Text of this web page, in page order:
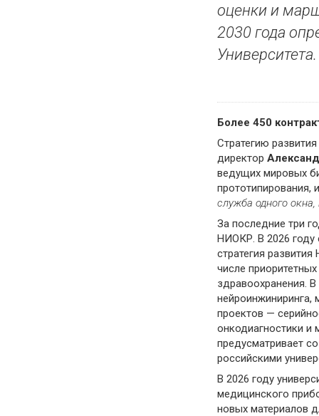
оценки и
2030 года
Университета.
Более 450
Стратегию
директор
ведущих мировых
прототипирования,
служба одного
За последние три
НИОКР. В 2026 году
стратегия
числе
здравоохранения.
нейроинжиниринга,
проектов —
онкодиагностики и
предусматривает
российскими
В 2026 году
медицинского
новых материалов